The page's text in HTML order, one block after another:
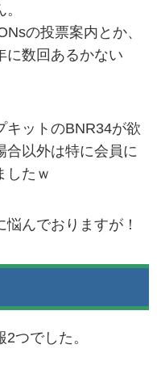
の投票案内とか、
に数回あるかない
キットのBNR34が欲
合以外は特に会員に
したｗ
んでおりますが！
つでした。